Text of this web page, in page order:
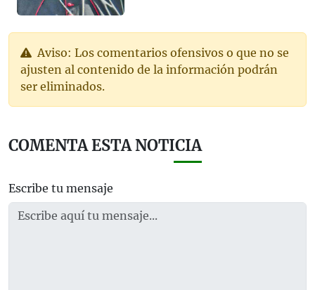
Aviso: Los comentarios ofensivos o que no se
ajusten al contenido de la información podrán
ser eliminados.
COMENTA ESTA NOTICIA
Escribe tu mensaje